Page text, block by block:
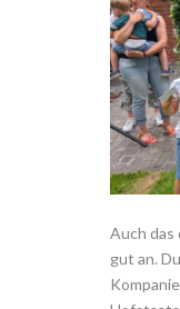
Auch das
gut an.